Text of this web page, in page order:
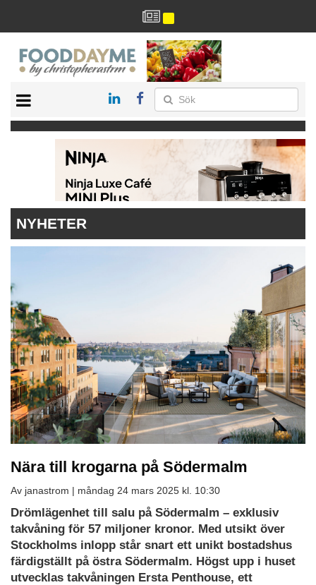
RESTAURANG
NYHETER
Nära till krogarna på Södermalm
Av janastrom | måndag 24 mars 2025 kl. 10:30
Drömlägenhet till salu på Södermalm – exklusiv
takvåning för 57 miljoner kronor. Med utsikt över
Stockholms inlopp står snart ett unikt bostadshus
färdigställt på östra Södermalm. Högst upp i huset
utvecklas takvåningen Ersta Penthouse, ett